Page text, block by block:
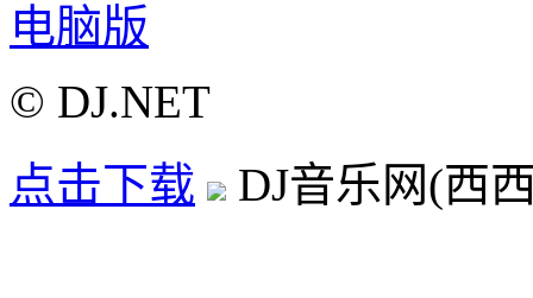
电脑版
© DJ.NET
点击下载
DJ音乐网(西